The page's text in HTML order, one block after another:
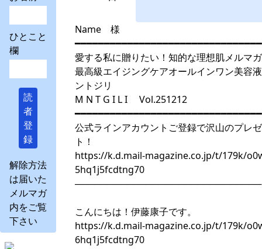
ひとこと
欄
読
者
登
録
解除方法
は届いた
メルマガ
内をご覧
下さい
Name 様
愛する私に贈りたい！知的な理想肌メルマガ
最高級エイジングケアオールインワン美容
ントジリ
M N T G I L I Vol.251212
公式ラインアカウントご登録で沢山のプレ
ト！
https://k.d.mail-magazine.co.jp/t/179k/
5hq1j5fcdtng70
─────────────────────────────
こんにちは！伊藤康子です。
https://k.d.mail-magazine.co.jp/t/179k/
6hq1j5fcdtng70